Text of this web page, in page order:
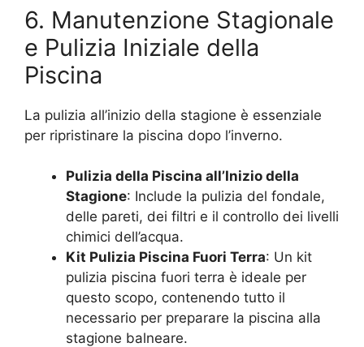
6. Manutenzione Stagionale
e Pulizia Iniziale della
Piscina
La pulizia all’inizio della stagione è essenziale
per ripristinare la piscina dopo l’inverno.
Pulizia della Piscina all’Inizio della
Stagione: Include la pulizia del fondale,
delle pareti, dei filtri e il controllo dei livelli
chimici dell’acqua.
Kit Pulizia Piscina Fuori Terra: Un kit
pulizia piscina fuori terra è ideale per
questo scopo, contenendo tutto il
necessario per preparare la piscina alla
stagione balneare.